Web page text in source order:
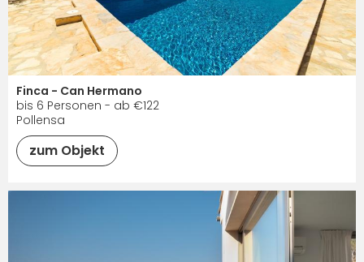
Finca - Can Hermano
bis 6 Personen - ab €122
Pollensa
zum Objekt